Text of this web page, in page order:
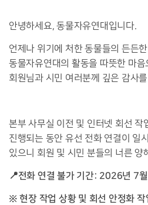
안녕하세요, 동물자유연대입니다.
언제나 위기에 처한 동물들의 든든
동물자유연대의 활동을 따뜻한 마
회원님과 시민 여러분께 깊은 감사
본부 사무실 이전 및 인터넷 회선 작
진행되는 동안 유선 전화 연결이 일
있으니 회원 및 시민 분들의 너른 양
📍전화 연결 불가 기간: 2026년 7
※ 현장 작업 상황 및 회선 안정화